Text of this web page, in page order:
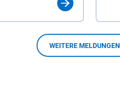
WEITERE MELDUNGEN